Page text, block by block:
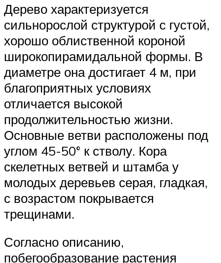
Дерево характеризуется
сильнорослой структурой с густой,
хорошо облиственной короной
широкопирамидальной формы. В
диаметре она достигает 4 м, при
благоприятных условиях
отличается высокой
продолжительностью жизни.
Основные ветви расположены под
углом 45-50° к стволу. Кора
скелетных ветвей и штамба у
молодых деревьев серая, гладкая,
с возрастом покрывается
трещинами.
Согласно описанию,
побегообразование растения